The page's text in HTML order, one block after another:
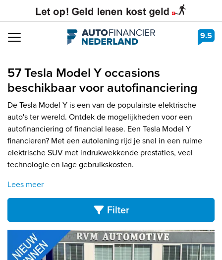
Navigation 9.5
57 Tesla Model Y occasions
beschikbaar voor autofinanciering
De Tesla Model Y is een van de populairste elektrische
auto's ter wereld. Ontdek de mogelijkheden voor een
autofinanciering of financial lease. Een Tesla Model Y
financieren? Met een autolening rijd je snel in een ruime
elektrische SUV met indrukwekkende prestaties, veel
technologie en lage gebruikskosten.
Lees meer
Filter